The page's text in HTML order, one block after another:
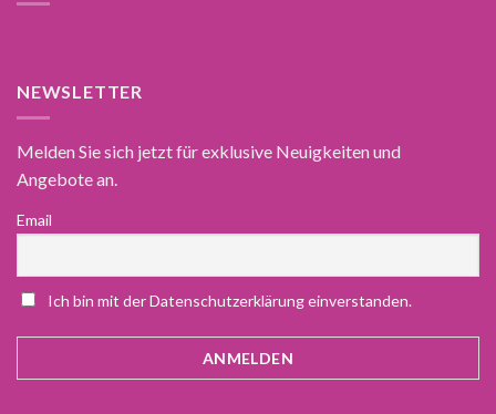
NEWSLETTER
Melden Sie sich jetzt für exklusive Neuigkeiten und
Angebote an.
Email
Ich bin mit der Datenschutzerklärung einverstanden.